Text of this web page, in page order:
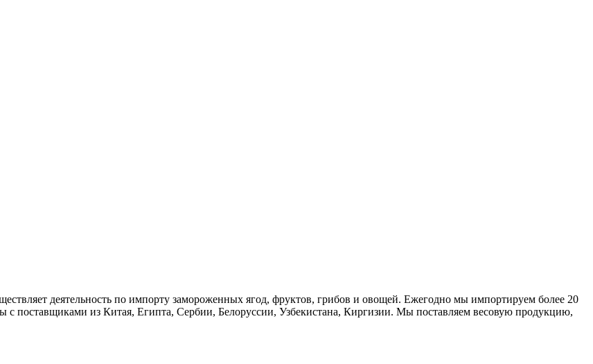
деятельность по импорту замороженных ягод, фруктов, грибов и овощей. Ежегодно мы импортируем более 20
поставщиками из Китая, Египта, Сербии, Белоруссии, Узбекистана, Киргизии. Мы поставляем весовую продукцию,